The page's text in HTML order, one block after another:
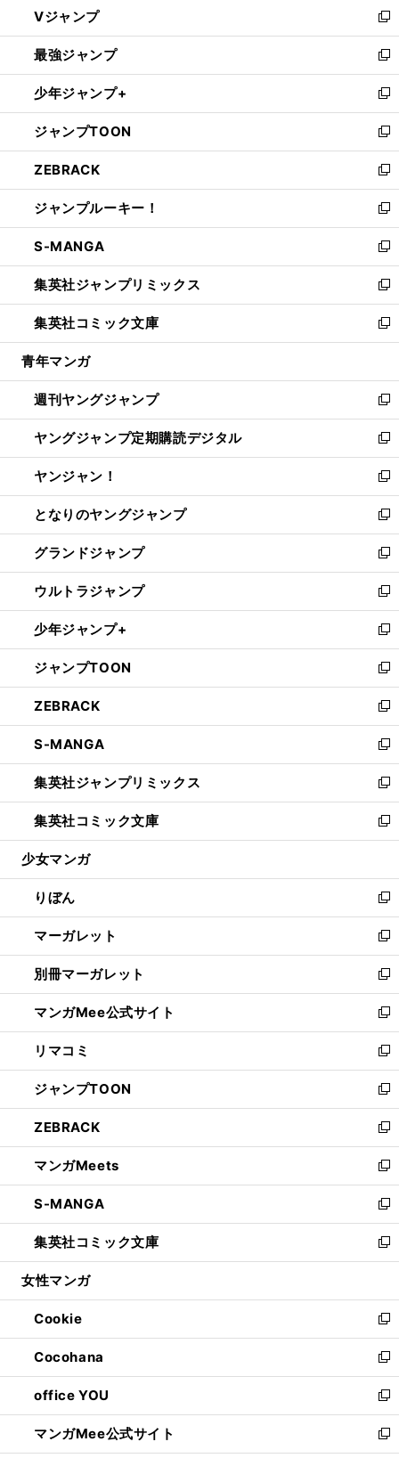
ィ
ン
ド
ウ
で
開
く
い
ウ
ィ
ン
ド
ウ
で
開
く
Vジャンプ
新
し
い
ウ
ィ
ン
ド
ウ
で
開
く
最強ジャンプ
新
し
い
ウ
ィ
ン
ド
ウ
で
開
く
少年ジャンプ+
新
し
い
ウ
ィ
ン
ド
ウ
で
開
く
ジャンプTOON
新
し
い
ウ
ィ
ン
ド
ウ
で
開
く
ZEBRACK
新
し
い
ウ
ィ
ン
ド
ウ
で
開
ジャンプルーキー！
新
し
い
ウ
ィ
ン
ド
ウ
開
く
S-MANGA
新
し
い
ウ
ィ
ン
ウ
で
開
く
集英社ジャンプリミックス
新
し
い
ウ
ン
ド
ウ
で
開
く
集英社コミック文庫
新
し
ウ
ィ
ン
ド
ウ
で
開
く
青年マンガ
週刊ヤングジャンプ
新
し
い
ウ
ィ
ン
ド
ウ
で
開
く
ヤングジャンプ定期購読デジタル
新
し
い
ウ
ィ
ン
ド
ウ
で
開
く
ヤンジャン！
新
し
い
ウ
ィ
ン
ド
ウ
で
開
く
となりのヤングジャンプ
新
し
い
ウ
ィ
ン
ド
ウ
で
開
く
グランドジャンプ
新
し
い
ウ
ィ
ン
ド
ウ
で
開
く
ウルトラジャンプ
新
し
い
ウ
ィ
ン
ド
ウ
で
開
く
少年ジャンプ+
新
し
い
ウ
ィ
ン
ド
ウ
で
開
く
ジャンプTOON
新
し
い
ウ
ィ
ン
ド
ウ
で
開
ZEBRACK
新
し
い
ウ
ィ
ン
ド
ウ
開
く
S-MANGA
新
し
い
ウ
ィ
ン
ウ
で
開
く
集英社ジャンプリミックス
新
し
い
ウ
ン
ド
ウ
で
開
く
集英社コミック文庫
新
し
ウ
ィ
ン
ド
ウ
で
開
く
少女マンガ
りぼん
新
し
い
ウ
ィ
ン
ド
ウ
で
開
く
マーガレット
新
し
い
ウ
ィ
ン
ド
ウ
で
開
く
別冊マーガレット
新
し
い
ウ
ィ
ン
ド
ウ
で
開
く
マンガMee公式サイト
新
し
い
ウ
ィ
ン
ド
ウ
で
開
く
リマコミ
新
し
い
ウ
ィ
ン
ド
ウ
で
開
く
ジャンプTOON
新
し
い
ウ
ィ
ン
ド
ウ
で
開
ZEBRACK
新
し
い
ウ
ィ
ン
ド
ウ
開
く
マンガMeets
新
し
い
ウ
ィ
ン
ウ
で
開
く
S-MANGA
新
し
い
ウ
ン
ド
ウ
で
開
く
集英社コミック文庫
新
し
ウ
ィ
ン
ド
ウ
で
開
く
女性マンガ
Cookie
新
し
い
ウ
ィ
ン
ド
ウ
Cocohana
新
し
い
ウ
ィ
ン
office YOU
新
し
い
マンガMee公式サイト
新